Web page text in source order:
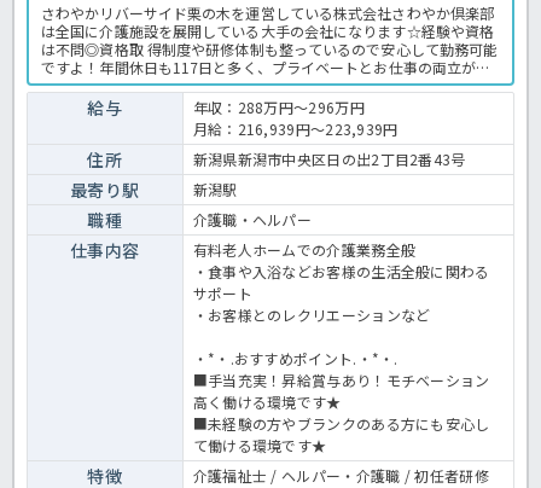
さわやかリバーサイド栗の木を運営している株式会社さわやか倶楽部
は全国に介護施設を展開している大手の会社になります☆経験や資格
は不問◎資格取 得制度や研修体制も整っているので安心して勤務可能
ですよ！年間休日も117日と多く、プライベートとお仕事の両立が可
能な環境になります☆定年が65歳で長く勤務することも可能で、65歳
以降も条件面は変わらずに働けるので安心の職場です〇求人が気にな
る方は是非ほっ介護までお問い合わせください！有料老人ホームでの
介護業務全般です。＜介護職 正職員 有料老人ホームの求人＞
給与
年収：288万円～296万円
月給：216,939円～223,939円
住所 新潟県新潟市中央区日の出2丁目2番43号
最寄り駅 新潟駅
職種 介護職・ヘルパー
仕事内容
有料老人ホームでの介護業務全般
・食事や入浴などお客様の生活全般に関わる
サポート
・お客様とのレクリエーションなど
・*・.おすすめポイント.・*・.
■手当充実！昇給賞与あり！モチベーション
高く働ける環境です★
■未経験の方やブランクのある方にも安心し
て働ける環境です★
特徴
介護福祉士 / ヘルパー・介護職 / 初任者研修